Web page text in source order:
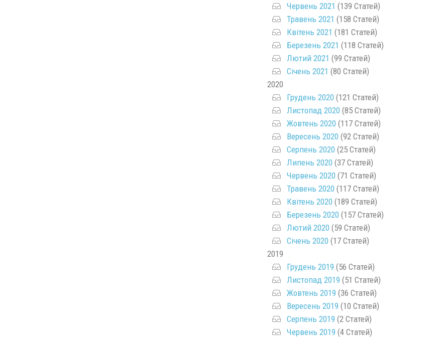
Червень 2021 (139 Статей)
Травень 2021 (158 Статей)
Квітень 2021 (181 Статей)
Березень 2021 (118 Статей)
Лютий 2021 (99 Статей)
Січень 2021 (80 Статей)
2020
Грудень 2020(121 Статей)
Листопад 2020(85 Статей)
Жовтень 2020(117 Статей)
Вересень 2020(92 Статей)
Серпень 2020(25 Статей)
Липень 2020(37 Статей)
Червень 2020(71 Статей)
Травень 2020(117 Статей)
Квітень 2020(189 Статей)
Березень 2020(157 Статей)
Лютий 2020(59 Статей)
Січень 2020(17 Статей)
2019
Грудень 2019 (56 Статей)
Листопад 2019 (51 Статей)
Жовтень 2019 (36 Статей)
Вересень 2019 (10 Статей)
Серпень 2019 (2 Статей)
Червень 2019 (4 Статей)